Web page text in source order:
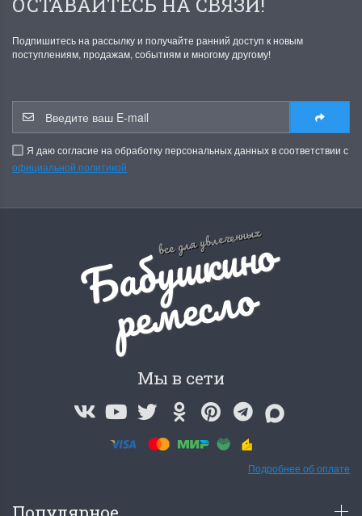
Подпишитесь на рассылку и получайте ранний доступ к новым
поступлениям, продажам, событиям и многому другому!
Я даю согласие на обработку персональных данных в соответствии с
официальной политикой
все для увлеченных
Б
а
б
у
ш
к
и
н
о
р
е
м
е
с
л
о
Мы в сети
Подробнее об оплате